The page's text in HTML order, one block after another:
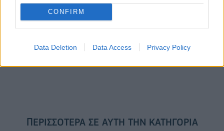
CONFIRM
Data Deletion Data Access Privacy Policy
18η συνεχόμενη χρονιά για τον ΟΤΕ στη διεθνή σειρά δεικτών
ΠΕΡΙΣΣΌΤΕΡΑ ΣΕ ΑΥΤΉ ΤΗΝ ΚΑΤΗΓΟΡΊΑ